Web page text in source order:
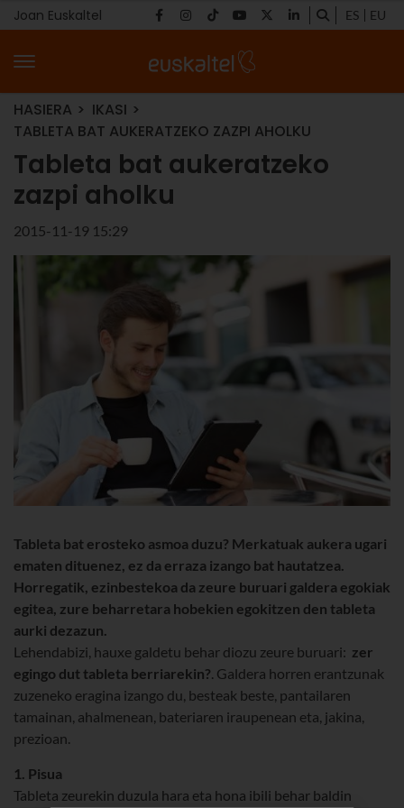
Joan Euskaltel ES EU
HASIERA
IKASI
TABLETA BAT AUKERATZEKO ZAZPI AHOLKU
Tableta bat aukeratzeko
zazpi aholku
2015-11-19 15:29
Tableta bat erosteko asmoa duzu? Merkatuak aukera ugari
ematen dituenez, ez da erraza izango bat hautatzea.
Horregatik, ezinbestekoa da zeure buruari galdera egokiak
egitea, zure beharretara hobekien egokitzen den tableta
aurki dezazun.
Lehendabizi, hauxe galdetu behar diozu zeure buruari: zer
egingo dut tableta berriarekin?. Galdera horren erantzunak
zuzeneko eragina izango du, besteak beste, pantailaren
tamainan, ahalmenean, bateriaren iraupenean eta, jakina,
prezioan.
1. Pisua
Tableta zeurekin duzula hara eta hona ibili behar baldin